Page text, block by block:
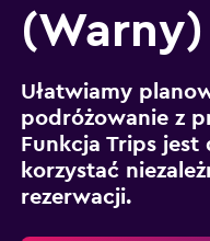
(Warny)
Ułatwiamy
podróżowanie z
Funkcja Trips jest
korzystać
rezerwacji.